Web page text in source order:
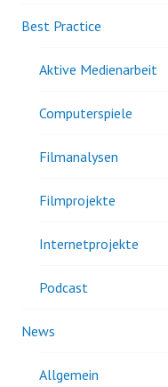
Best Practice
Aktive Medienarbeit
Computerspiele
Filmanalysen
Filmprojekte
Internetprojekte
Podcast
News
Allgemein